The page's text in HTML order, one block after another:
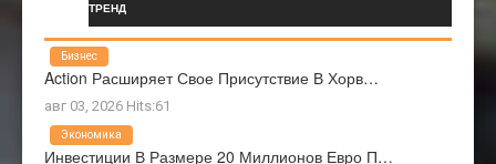
ТРЕНД
Action Расширяет Свое Присутствие В Хорв…
авг 03, 2026 Hits:61
Бизнес
Инвестиции В Размере 20 Миллионов Евро П…
Экономика